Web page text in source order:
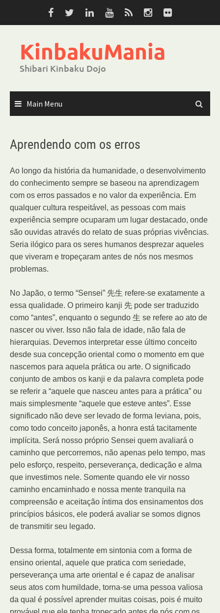
KinbakuMania
Shibari Kinbaku Dojo
Main Menu
Aprendendo com os erros
Ao longo da história da humanidade, o desenvolvimento
do conhecimento sempre se baseou na aprendizagem
com os erros passados e no valor da experiência. Em
qualquer cultura respeitável, as pessoas com mais
experiência sempre ocuparam um lugar destacado, onde
são ouvidas através do relato de suas próprias vivências.
Seria ilógico para os seres humanos desprezar aqueles
que viveram e tropeçaram antes de nós nos mesmos
problemas.
No Japão, o termo “Sensei” 先生 refere-se exatamente a
essa qualidade. O primeiro kanji 先 pode ser traduzido
como “antes”, enquanto o segundo 生 se refere ao ato de
nascer ou viver. Isso não fala de idade, não fala de
hierarquias. Devemos interpretar esse último conceito
desde sua concepção oriental como o momento em que
nascemos para aquela prática ou arte. O significado
conjunto de ambos os kanji e da palavra completa pode
se referir a “aquele que nasceu antes para a prática” ou
mais simplesmente “aquele que esteve antes”. Esse
significado não deve ser levado de forma leviana, pois,
como todo conceito japonês, a honra está tacitamente
implícita. Será nosso próprio Sensei quem avaliará o
caminho que percorremos, não apenas pelo tempo, mas
pelo esforço, respeito, perseverança, dedicação e alma
que investimos nele. Somente quando ele vir nosso
caminho encaminhado e nossa mente tranquila na
compreensão e aceitação íntima dos ensinamentos dos
princípios básicos, ele poderá avaliar se somos dignos
de transmitir seu legado.
Dessa forma, totalmente em sintonia com a forma de
ensino oriental, aquele que pratica com seriedade,
perseverança uma arte oriental e é capaz de analisar
seus atos com humildade, torna-se uma pessoa valiosa
da qual é possível aprender muitas coisas, pois é muito